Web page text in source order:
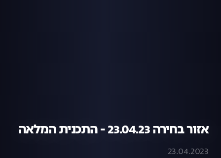
אזור בחירה 23.04.23 - התכנית המלאה
23.04.2023